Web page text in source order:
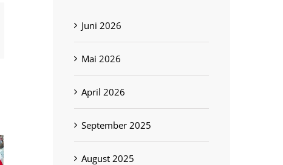
Juni 2026
Mai 2026
April 2026
September 2025
August 2025